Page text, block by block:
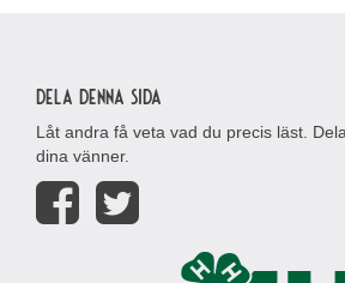
Dela denna sida
Låt andra få veta vad du precis läst.
dina vänner.